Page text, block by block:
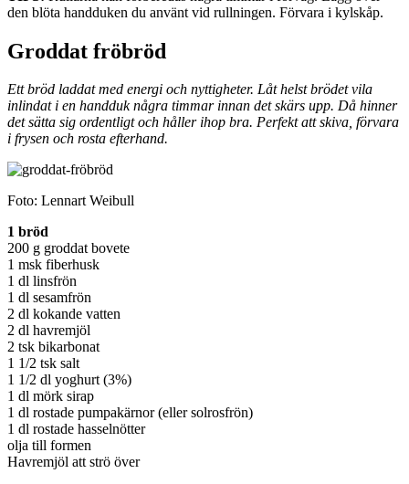
den blöta handduken du använt vid rullningen. Förvara i kylskåp.
Groddat fröbröd
Ett bröd laddat med energi och nyttigheter. Låt helst brödet vila
inlindat i en handduk några timmar innan det skärs upp. Då hinner
det sätta sig ordentligt och håller ihop bra. Perfekt att skiva, förvara
i frysen och rosta efterhand.
Foto: Lennart Weibull
1 bröd
200 g groddat bovete
1 msk fiberhusk
1 dl linsfrön
1 dl sesamfrön
2 dl kokande vatten
2 dl havremjöl
2 tsk bikarbonat
1 1/2 tsk salt
1 1/2 dl yoghurt (3%)
1 dl mörk sirap
1 dl rostade pumpakärnor (eller solrosfrön)
1 dl rostade hasselnötter
olja till formen
Havremjöl att strö över